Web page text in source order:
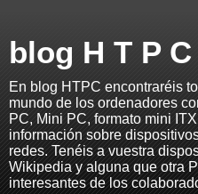
blog H T P C
En blog HTPC encontraréis
mundo de los ordenadores
PC, Mini PC, formato mini
información sobre
redes. Tenéis a vuestra
Wikipedia y alguna que otra
interesantes de los